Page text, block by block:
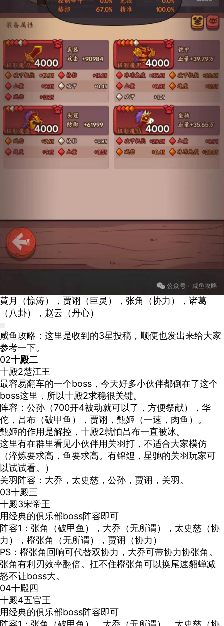
黄月（惊涛），贾诩（巨灵），张角（协力），诸葛
（八卦），赵云（丹心）
咸鱼攻略：这里是收到的3星投稿，顺便也发出来给大家
参考一下。
02十殿二
十殿2楚江王
最容易翻车的一个boss ，今天好多小伙伴都倒在了这个
boss这里，所以十殿2求稳很关键。
阵容：公孙（700开4被动就可以了，方便祭献），华
佗，吕布（破甲鱼），贾诩，甄姬（一速，肉鱼）。
甄姬的作用是解控，十殿2就怕吕布一直被冰。
这里有在群里看见小伙伴用关羽打，不适合大家模仿
（淬炼要求高，鱼要求高。有锦鲤，星驰的关羽玩家可
以试试看。）
关羽阵容：大乔，太史慈，公孙，贾诩，关羽。
03十殿三
十殿3宋帝王
用经典的俱乐部boss阵容即可
阵容1 ：张角（破甲鱼），大乔（无所谓），太史慈（协
力），橙张角（无所谓），贾诩（协力）
PS ：橙张角回响可代替双协力，大乔可带协力协张角。
张角有利刃效率翻倍。扛不住橙张角可以换尾速貂蝉减
怒不让boss大。
04十殿四
十殿4五官王
用经典的俱乐部boss阵容即可